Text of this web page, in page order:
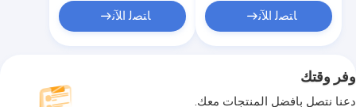
ﺎﺘﺼﻟ ﺍﻶﻧ ﺎﺘﺼﻟ ﺍﻶﻧ
وفر وقتك
دعنا نتصل بأفضل المنتجات معك.